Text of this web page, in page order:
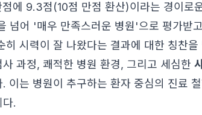
에 9.3점(10점 만점 환산)이라는 경이로
넘어 '매우 만족스러운 병원'으로 평가받
히 시력이 잘 나왔다는 결과에 대한 칭찬
과정, 쾌적한 병원 환경, 그리고 세심한
이는 병원이 추구하는 환자 중심의 진료 철
다.